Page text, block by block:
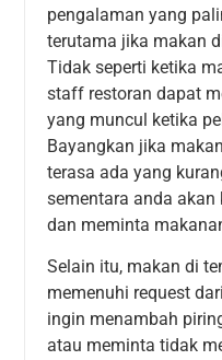
pengalaman yang
terutama jika makan
Tidak seperti ketika
staff restoran dapat
yang muncul ketika
Bayangkan jika
terasa ada yang
sementara anda
dan meminta
Selain itu, makan di
memenuhi request
ingin menambah
atau meminta tidak